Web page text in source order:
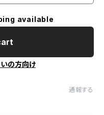
available
の方向け
通報する